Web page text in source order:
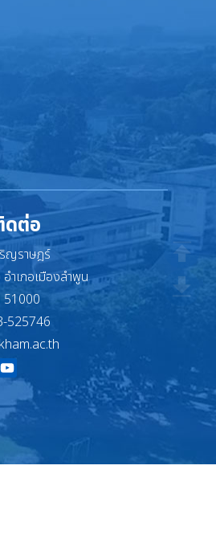
ดต่อ
ญราษฎร์
อำเภอเมืองลำพูน
51000
525746
YouTube